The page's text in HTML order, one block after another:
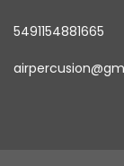
5491154881665